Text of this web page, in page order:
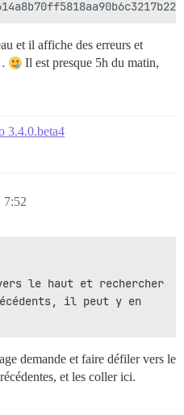
et il affiche des erreurs et
Il est presque 5h du matin,
3.4.0.beta4
7:52
le haut et rechercher
il peut y en
demande et faire défiler vers le
et les coller ici.